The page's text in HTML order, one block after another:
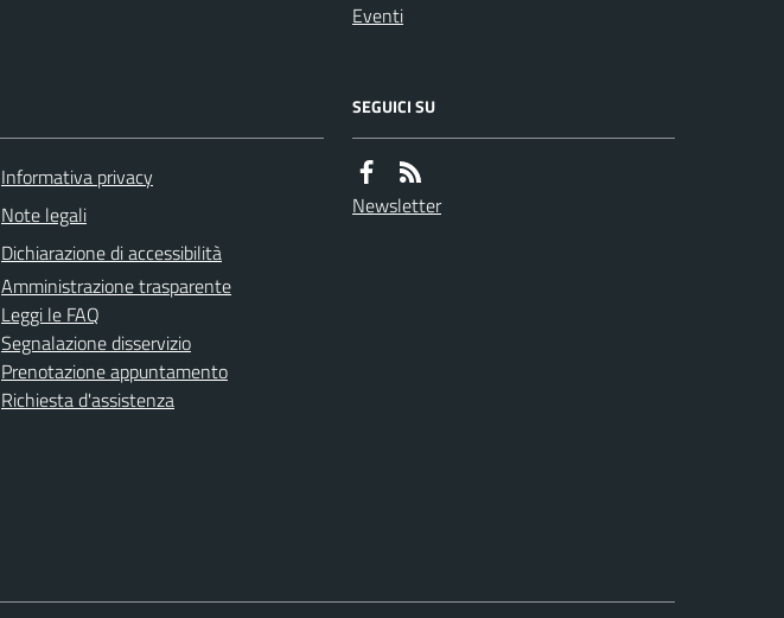
Eventi
Informativa privacy
Note legali
Dichiarazione di accessibilità
Amministrazione trasparente
Leggi le FAQ
Segnalazione disservizio
Prenotazione appuntamento
Richiesta d'assistenza
SEGUICI SU
Newsletter